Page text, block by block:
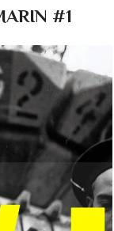
#1